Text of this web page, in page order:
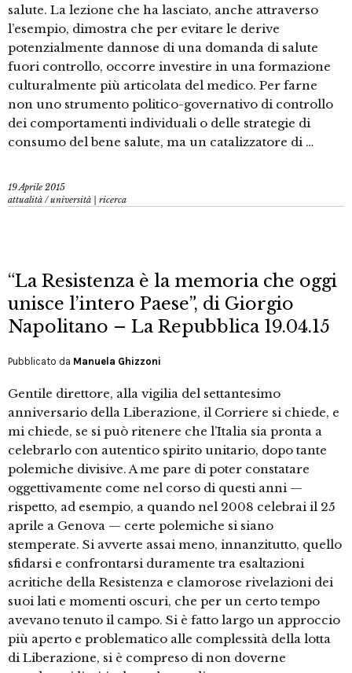
salute. La lezione che ha lasciato, anche attraverso
l’esempio, dimostra che per evitare le derive
potenzialmente dannose di una domanda di salute
fuori controllo, occorre investire in una formazione
culturalmente più articolata del medico. Per farne
non uno strumento politico-governativo di controllo
dei comportamenti individuali o delle strategie di
consumo del bene salute, ma un catalizzatore di …
19 Aprile 2015
attualità /università | ricerca
“La Resistenza è la memoria che oggi
unisce l’intero Paese”, di Giorgio
Napolitano – La Repubblica 19.04.15
Pubblicato da Manuela Ghizzoni
Gentile direttore, alla vigilia del settantesimo
anniversario della Liberazione, il Corriere si chiede, e
mi chiede, se si può ritenere che l’Italia sia pronta a
celebrarlo con autentico spirito unitario, dopo tante
polemiche divisive. A me pare di poter constatare
oggettivamente come nel corso di questi anni —
rispetto, ad esempio, a quando nel 2008 celebrai il 25
aprile a Genova — certe polemiche si siano
stemperate. Si avverte assai meno, innanzitutto, quello
sfidarsi e confrontarsi duramente tra esaltazioni
acritiche della Resistenza e clamorose rivelazioni dei
suoi lati e momenti oscuri, che per un certo tempo
avevano tenuto il campo. Si è fatto largo un approccio
più aperto e problematico alle complessità della lotta
di Liberazione, si è compreso di non doverne